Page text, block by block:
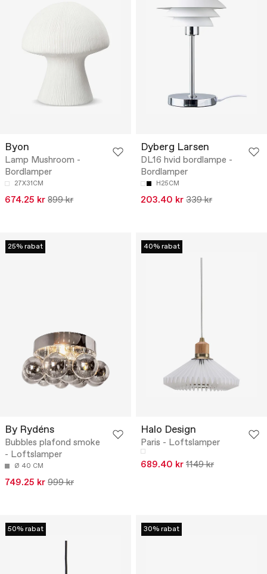
Byon
Lamp Mushroom -
Bordlamper
27X31CM
674.25 kr 899 kr
Dyberg Larsen
DL16 hvid bordlampe -
Bordlamper
H25CM
203.40 kr 339 kr
25% rabat
By Rydéns
Bubbles plafond smoke
- Loftslamper
Ø 40 CM
749.25 kr 999 kr
40% rabat
Halo Design
Paris - Loftslamper
689.40 kr 1149 kr
50% rabat 30% rabat